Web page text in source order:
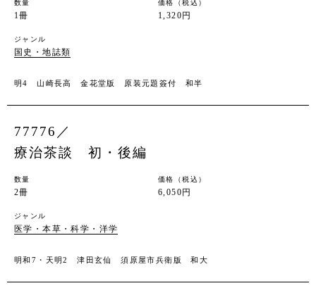
数量
1冊
価格（税込）
1,320円
ジャンル
国史・地誌類
明4 山崎長高 金花堂版 原装元題簽付 和半
77776／
療治茶談 初・後編
数量
2冊
価格（税込）
6,050円
ジャンル
医学・本草・科学・洋学
明和7・天明2 津田玄仙 須原屋市兵衛版 和大